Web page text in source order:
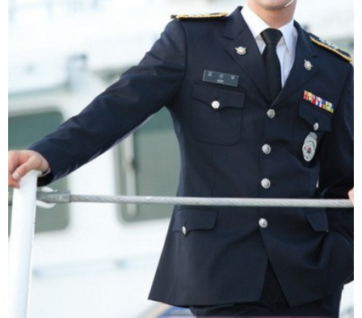
新华电视中文 新华电视英文 返回PC